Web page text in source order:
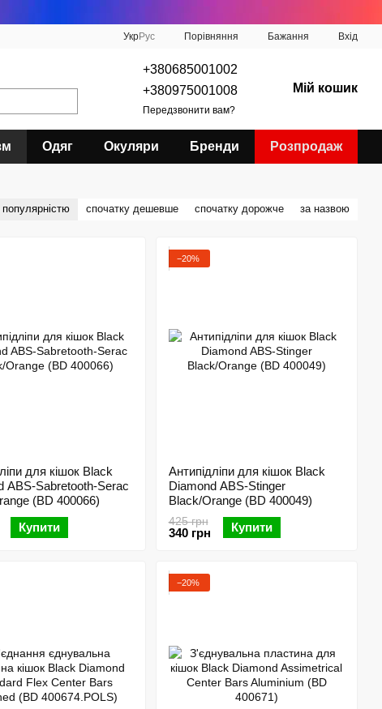
УкрРус Порівняння Бажання Вхід
+380685001002
+380975001008
Передзвонити вам?
Мій кошик
Одяг Окуляри Бренди Розпродаж
популярністю спочатку дешевше спочатку дорожче за назвою
для кішок Black
ABS-Sabretooth-Serac
(BD 400066)
Купити
−20%
Антипідліпи для кішок Black
Diamond ABS-Stinger
Black/Orange (BD 400049)
425 грн
340 грн Купити
−20%